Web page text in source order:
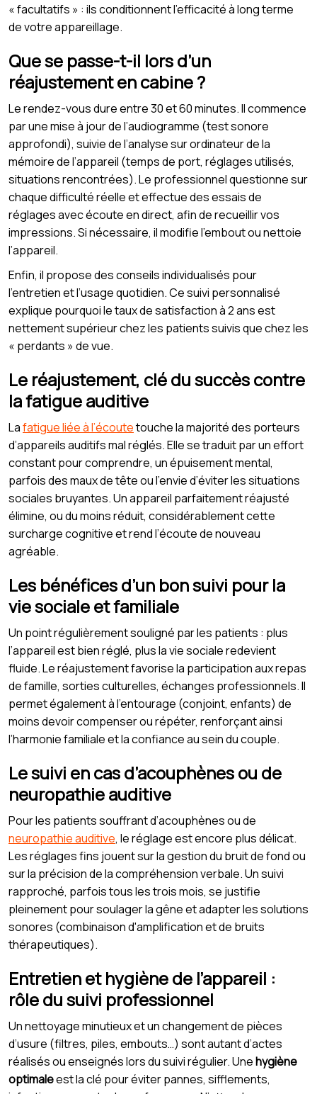
« facultatifs » : ils conditionnent l’efficacité à long terme
de votre appareillage.
Que se passe-t-il lors d’un
réajustement en cabine ?
Le rendez-vous dure entre 30 et 60 minutes. Il commence
par une mise à jour de l’audiogramme (test sonore
approfondi), suivie de l’analyse sur ordinateur de la
mémoire de l’appareil (temps de port, réglages utilisés,
situations rencontrées). Le professionnel questionne sur
chaque difficulté réelle et effectue des essais de
réglages avec écoute en direct, afin de recueillir vos
impressions. Si nécessaire, il modifie l’embout ou nettoie
l’appareil.
Enfin, il propose des conseils individualisés pour
l’entretien et l’usage quotidien. Ce suivi personnalisé
explique pourquoi le taux de satisfaction à 2 ans est
nettement supérieur chez les patients suivis que chez les
« perdants » de vue.
Le réajustement, clé du succès contre
la fatigue auditive
Lafatigue liée à l’écoutetouche la majorité des porteurs
d’appareils auditifs mal réglés. Elle se traduit par un effort
constant pour comprendre, un épuisement mental,
parfois des maux de tête ou l’envie d’éviter les situations
sociales bruyantes. Un appareil parfaitement réajusté
élimine, ou du moins réduit, considérablement cette
surcharge cognitive et rend l’écoute de nouveau
agréable.
Les bénéfices d’un bon suivi pour la
vie sociale et familiale
Un point régulièrement souligné par les patients : plus
l’appareil est bien réglé, plus la vie sociale redevient
fluide. Le réajustement favorise la participation aux repas
de famille, sorties culturelles, échanges professionnels. Il
permet également à l’entourage (conjoint, enfants) de
moins devoir compenser ou répéter, renforçant ainsi
l’harmonie familiale et la confiance au sein du couple.
Le suivi en cas d’acouphènes ou de
neuropathie auditive
Pour les patients souffrant d’acouphènes ou de
neuropathie auditive, le réglage est encore plus délicat.
Les réglages fins jouent sur la gestion du bruit de fond ou
sur la précision de la compréhension verbale. Un suivi
rapproché, parfois tous les trois mois, se justifie
pleinement pour soulager la gêne et adapter les solutions
sonores (combinaison d'amplification et de bruits
thérapeutiques).
Entretien et hygiène de l’appareil :
rôle du suivi professionnel
Un nettoyage minutieux et un changement de pièces
d’usure (filtres, piles, embouts…) sont autant d’actes
réalisés ou enseignés lors du suivi régulier. Unehygiène
optimaleest la clé pour éviter pannes, sifflements,